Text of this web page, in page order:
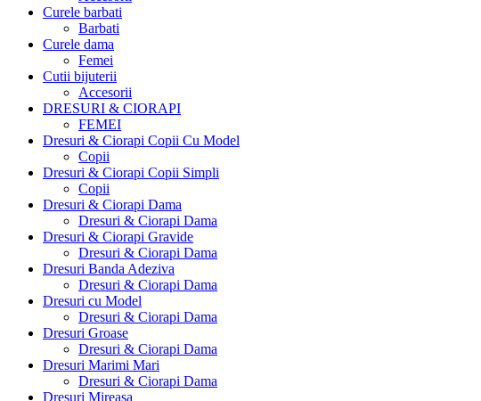
Curele barbati
Barbati
Curele dama
Femei
Cutii bijuterii
Accesorii
DRESURI & CIORAPI
FEMEI
Dresuri & Ciorapi Copii Cu Model
Copii
Dresuri & Ciorapi Copii Simpli
Copii
Dresuri & Ciorapi Dama
Dresuri & Ciorapi Dama
Dresuri & Ciorapi Gravide
Dresuri & Ciorapi Dama
Dresuri Banda Adeziva
Dresuri & Ciorapi Dama
Dresuri cu Model
Dresuri & Ciorapi Dama
Dresuri Groase
Dresuri & Ciorapi Dama
Dresuri Marimi Mari
Dresuri & Ciorapi Dama
Dresuri Mireasa